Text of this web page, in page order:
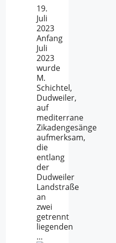
19.
Juli
2023
Anfang
Juli
2023
wurde
M.
Schichtel,
Dudweiler,
auf
mediterrane
Zikadengesänge
aufmerksam,
die
entlang
der
Dudweiler
Landstraße
an
zwei
getrennt
liegenden
…